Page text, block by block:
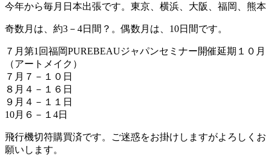
今年から毎月日本出張です。東京、横浜、大阪、福岡、熊本
奇数月は、約3－4日間？。偶数月は、10日間です。
７月第1回福岡PUREBEAUジャパンセミナー開催延期１０月
（アートメイク）
７月７－１０日
８月４－１６日
９月４－１１日
10月６－１4日
飛行機切符購買済です。ご迷惑をお掛けしますがよろしくお
願いします。